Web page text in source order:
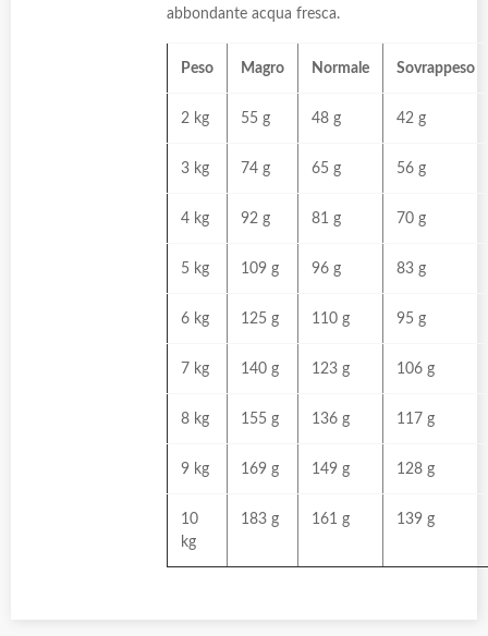
abbondante acqua fresca.
Peso Magro Normale Sovrappeso
2 kg 55 g 48 g 42 g
3 kg 74 g 65 g 56 g
4 kg 92 g 81 g 70 g
5 kg 109 g 96 g 83 g
6 kg 125 g 110 g 95 g
7 kg 140 g 123 g 106 g
8 kg 155 g 136 g 117 g
9 kg 169 g 149 g 128 g
10
kg
183 g 161 g 139 g